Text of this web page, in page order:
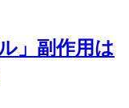
」副作用は